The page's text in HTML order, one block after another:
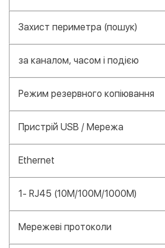
Захист периметра (пошук)
за каналом, часом і подією
Режим резервного копіювання
Пристрій USB / Мережа
Ethernet
1- RJ45 (10M/100M/1000М)
Мережеві протоколи